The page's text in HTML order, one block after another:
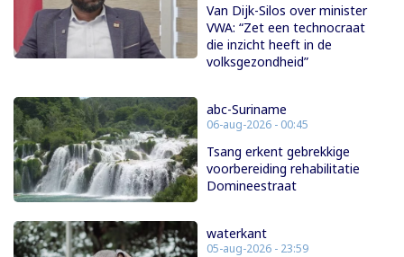
Van Dijk-Silos over minister
VWA: “Zet een technocraat
die inzicht heeft in de
volksgezondheid”
abc-Suriname
06-aug-2026 - 00:45
Tsang erkent gebrekkige
voorbereiding rehabilitatie
Domineestraat
waterkant
05-aug-2026 - 23:59